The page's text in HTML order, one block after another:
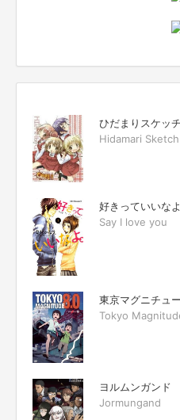
ひだまりスケッチ
Hidamari Sketch
好きっていいなよ
Say I love you
東京マグニチュ
Tokyo
ヨルムンガンド
Jormungand